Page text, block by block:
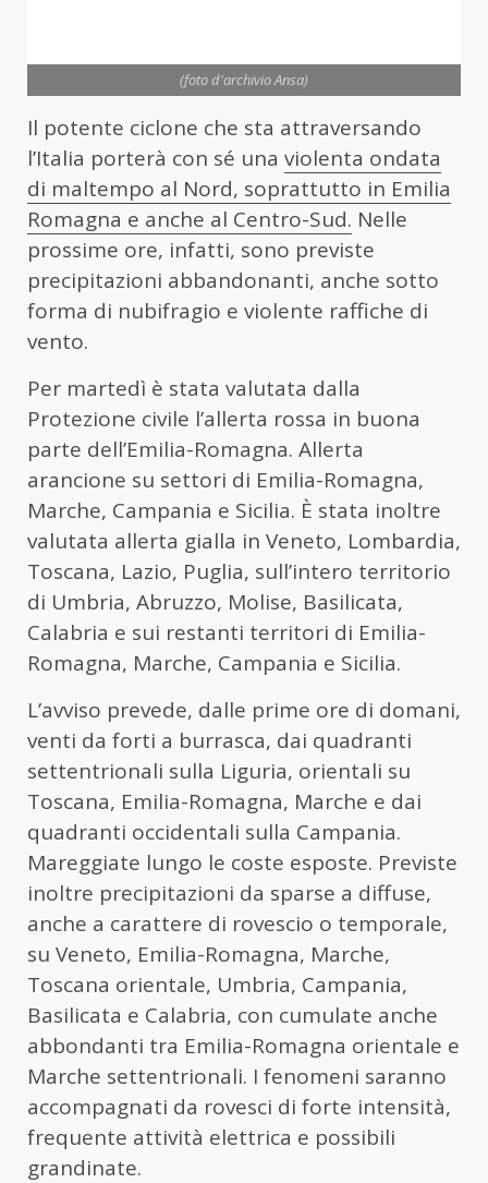
(foto d'archivio Ansa)
Il potente ciclone che sta attraversando
l’Italia porterà con sé una violenta ondata
di maltempo al Nord, soprattutto in Emilia
Romagna e anche al Centro-Sud. Nelle
prossime ore, infatti, sono previste
precipitazioni abbandonanti, anche sotto
forma di nubifragio e violente raffiche di
vento.
Per martedì è stata valutata dalla
Protezione civile l’allerta rossa in buona
parte dell’Emilia-Romagna. Allerta
arancione su settori di Emilia-Romagna,
Marche, Campania e Sicilia. È stata inoltre
valutata allerta gialla in Veneto, Lombardia,
Toscana, Lazio, Puglia, sull’intero territorio
di Umbria, Abruzzo, Molise, Basilicata,
Calabria e sui restanti territori di Emilia-
Romagna, Marche, Campania e Sicilia.
L’avviso prevede, dalle prime ore di domani,
venti da forti a burrasca, dai quadranti
settentrionali sulla Liguria, orientali su
Toscana, Emilia-Romagna, Marche e dai
quadranti occidentali sulla Campania.
Mareggiate lungo le coste esposte. Previste
inoltre precipitazioni da sparse a diffuse,
anche a carattere di rovescio o temporale,
su Veneto, Emilia-Romagna, Marche,
Toscana orientale, Umbria, Campania,
Basilicata e Calabria, con cumulate anche
abbondanti tra Emilia-Romagna orientale e
Marche settentrionali. I fenomeni saranno
accompagnati da rovesci di forte intensità,
frequente attività elettrica e possibili
grandinate.